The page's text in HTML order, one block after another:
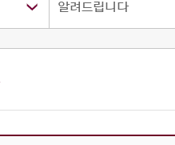
알려드립니다